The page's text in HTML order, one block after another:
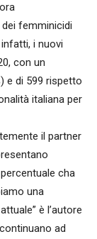
femminicidi
i nuovi
con un
e di 599 rispetto
italiana per
il partner
cha
una
è l’autore
ad